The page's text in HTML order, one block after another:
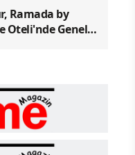
Ramada by
Oteli'nde Genel